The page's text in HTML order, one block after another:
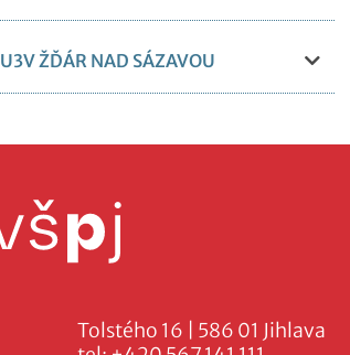
U3V ŽĎÁR NAD SÁZAVOU
Tolstého 16 | 586 01 Jihlava